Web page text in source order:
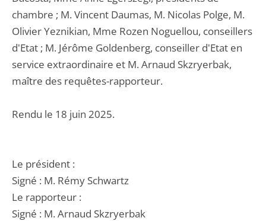
chambre ; M. Vincent Daumas, M. Nicolas Polge, M.
Olivier Yeznikian, Mme Rozen Noguellou, conseillers
d'Etat ; M. Jérôme Goldenberg, conseiller d'Etat en
service extraordinaire et M. Arnaud Skzryerbak,
maître des requêtes-rapporteur.
Rendu le 18 juin 2025.
Le président :
Signé : M. Rémy Schwartz
Le rapporteur :
Signé : M. Arnaud Skzryerbak